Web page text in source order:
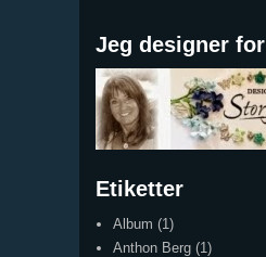
Jeg designer for
Etiketter
Album (1)
Anthon Berg (1)